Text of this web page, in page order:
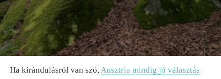
Ha kirándulásról van szó,Ausztria mindig jó választás